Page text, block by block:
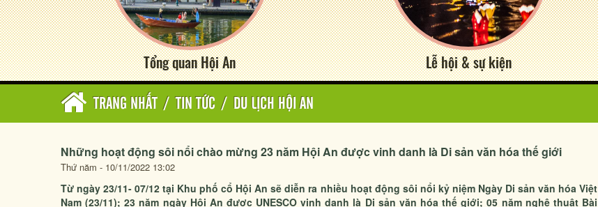
Tổng quan Hội An Lễ hội & sự kiện
TRANG NHẤT / TIN TỨC / DU LỊCH HỘI AN
Những hoạt động sôi nổi chào mừng 23 năm Hội An được vinh danh là Di sản văn hóa thế giới
Thứ năm - 10/11/2022 13:02
Từ ngày 23/11- 07/12 tại Khu phố cổ Hội An sẽ diễn ra nhiều hoạt động sôi nổi kỷ niệm Ngày Di sản văn hóa Việt
Nam (23/11); 23 năm ngày Hội An được UNESCO vinh danh là Di sản văn hóa thế giới; 05 năm nghệ thuật Bài